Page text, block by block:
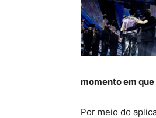
momento em
Por meio do